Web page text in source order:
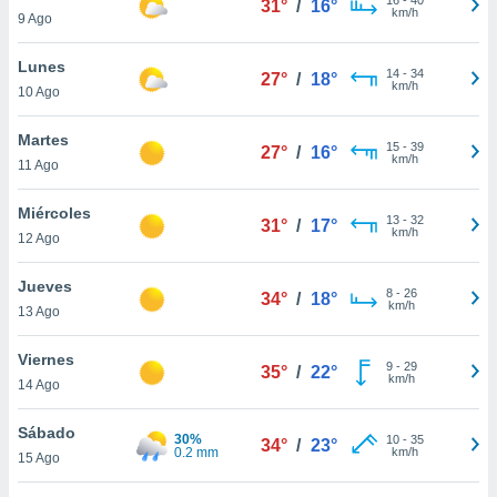
más
nuestra
y
de
disponible
cookies
aceptar
9 Ago
31° / 16°
km/h
Lunes
10 Ago
27° / 18° 14- 34
km/h
Martes
11 Ago
27° / 16° 15- 39
km/h
Miércoles
12 Ago
31° / 17° 13- 32
km/h
Jueves
13 Ago
34° / 18° 8- 26
km/h
Viernes
14 Ago
35° / 22° 9- 29
km/h
Sábado
15 Ago
30%
0.2 mm
34° / 23° 10- 35
km/h